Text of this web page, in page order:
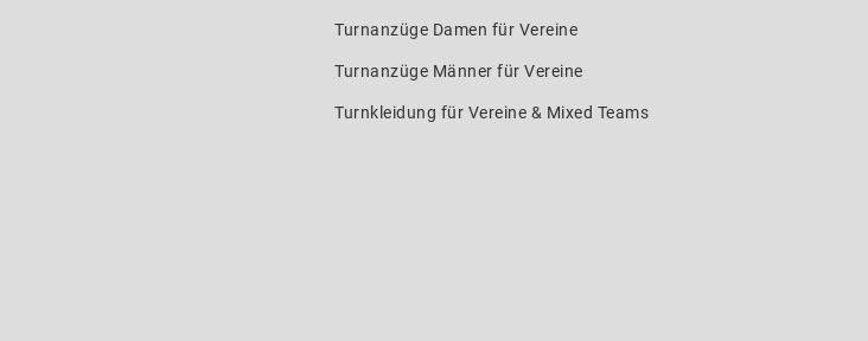
Turnanzüge Damen für Vereine
Turnanzüge Männer für Vereine
Turnkleidung für Vereine & Mixed Teams